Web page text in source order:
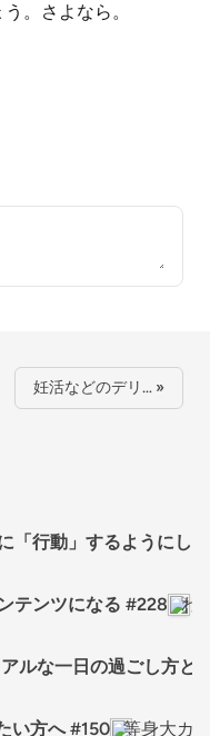
。さよなら。
妊活などのデリ… »
「行動」するようにし
テンツになる #228 わ
ルな一日の過ごし方と
い方へ #150 等身大カ